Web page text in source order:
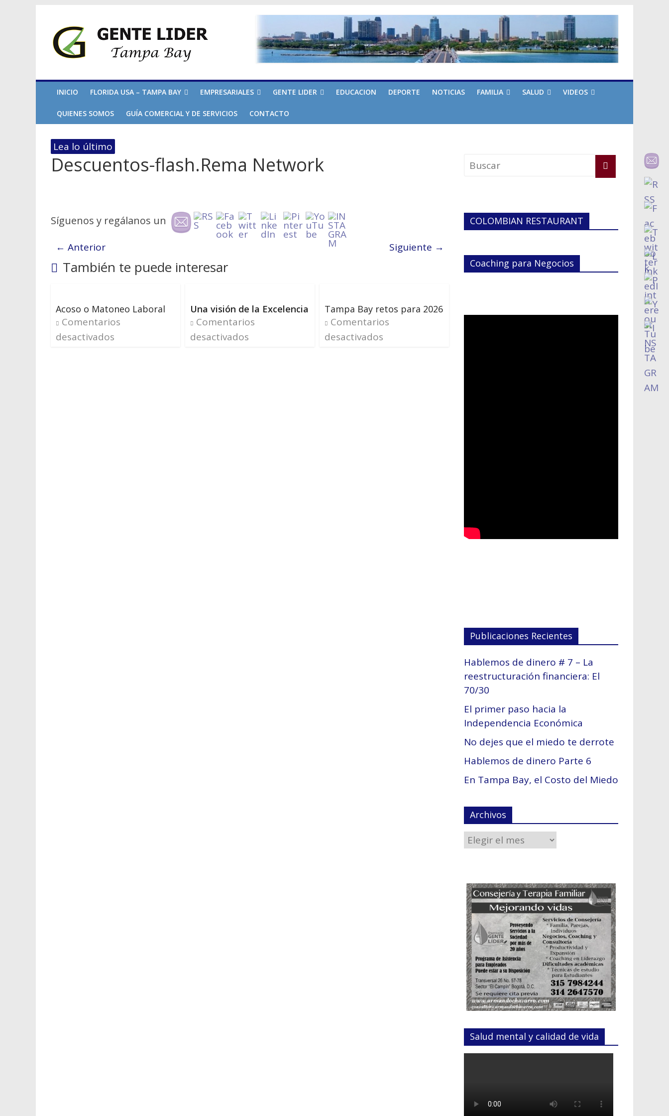
INICIO FLORIDA USA – TAMPA BAY EMPRESARIALES GENTE LIDER EDUCACION DEPORTE NOTICIAS FAMILIA SALUD VIDEOS
QUIENES SOMOS GUÍA COMERCIAL Y DE SERVICIOS CONTACTO
Lea lo último
Descuentos-flash.Rema Network
Síguenos y regálanos un
← Anterior Siguiente →
También te puede interesar
Acoso o Matoneo Laboral
Comentarios
desactivados
Una visión de la Excelencia
Comentarios
desactivados
Tampa Bay retos para 2026
Comentarios
desactivados
COLOMBIAN RESTAURANT
Coaching para Negocios
Publicaciones Recientes
Hablemos de dinero # 7 – La
reestructuración financiera: El
70/30
El primer paso hacia la
Independencia Económica
No dejes que el miedo te derrote
Hablemos de dinero Parte 6
En Tampa Bay, el Costo del Miedo
Archivos
Salud mental y calidad de vida